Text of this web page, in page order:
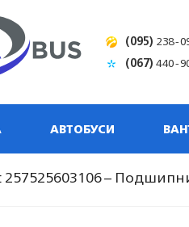
(095) 238-
(067)440-
АВТОБУСИ
–